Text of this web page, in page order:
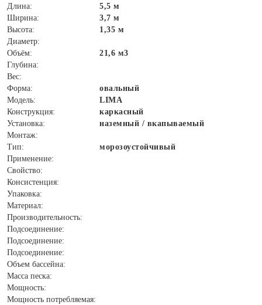
Длина:
5,5 м
Ширина:
3,7 м
Высота:
1,35 м
Диаметр:
Объём:
21,6 м3
Глубина:
Вес:
Форма:
овальный
Модель:
LIMA
Конструкция:
каркасный
Установка:
наземный / вкапываемый
Монтаж:
Тип:
морозоустойчивый
Применение:
Свойство:
Консистенция:
Упаковка:
Материал:
Производительность:
Подсоединение:
Подсоединение:
Подсоединение:
Объем бассейна:
Масса песка:
Мощность:
Мощность потребляемая: